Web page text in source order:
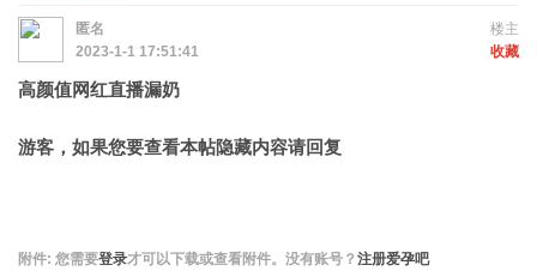
楼主
匿名
收藏
2023-1-1 17:51:41
高颜值网红直播漏奶
游客，如果您要查看本帖隐藏内容请回复
附件: 您需要登录才可以下载或查看附件。没有账号？ 注册爱孕吧